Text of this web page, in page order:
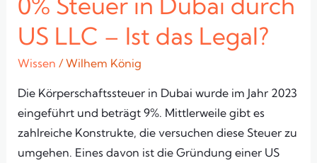
US LLC – Ist das Legal?
Wissen /Wilhem König
Die Körperschaftssteuer in Dubai wurde im Jahr 2023
eingeführt und beträgt 9%. Mittlerweile gibt es
zahlreiche Konstrukte, die versuchen diese Steuer zu
umgehen. Eines davon ist die Gründung einer US